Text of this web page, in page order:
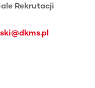
Rekrutacji